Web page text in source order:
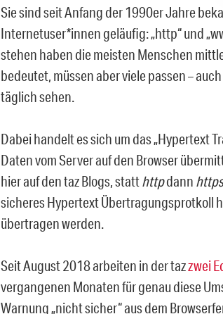
Sie sind seit Anfang der 1990er Jahre
Internetuser*innen geläufig: „http“ und
stehen haben die meisten Menschen
bedeutet, müssen aber viele passen –
täglich sehen.
Dabei handelt es sich um das „Hypertext
Daten vom Server auf den Browser
hier auf den taz Blogs, statthttpdann https
sicheres Hypertext Übertragungsprotkoll
übertragen werden.
Seit August 2018 arbeiten in der tazzwei
vergangenen Monaten für genau diese
Warnung „nicht sicher“ aus dem